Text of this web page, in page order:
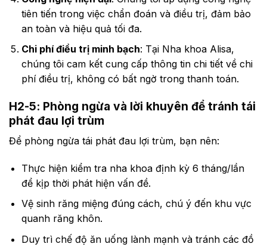
tiên tiến trong việc chẩn đoán và điều trị, đảm bảo
an toàn và hiệu quả tối đa.
Chi phí điều trị minh bạch: Tại Nha khoa Alisa,
chúng tôi cam kết cung cấp thông tin chi tiết về chi
phí điều trị, không có bất ngờ trong thanh toán.
H2-5: Phòng ngừa và lời khuyên để tránh tái
phát đau lợi trùm
Để phòng ngừa tái phát đau lợi trùm, bạn nên:
Thực hiện kiểm tra nha khoa định kỳ 6 tháng/lần
để kịp thời phát hiện vấn đề.
Vệ sinh răng miệng đúng cách, chú ý đến khu vực
quanh răng khôn.
Duy trì chế độ ăn uống lành mạnh và tránh các đồ